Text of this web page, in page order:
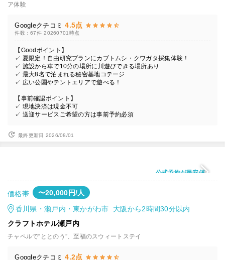
ア体験
Googleクチコミ 4.5点
件数：67件 20260701時点
【Goodポイント】
✓ 夏限定！自由研究プランにカブトムシ・クワガタ採集体験！
✓ 施設から車で10分の場所に川遊びできる場所あり
✓ 最大8名で泊まれる秘密基地コテージ
✓ 広い公園やテントエリアで遊べる！
【事前確認ポイント】
✓ 現地決済は現金不可
✓ 送迎サービスご希望の方は事前予約必須
最終更新日 2026/08/01
公式予約が最安値
価格帯 〜20,000円/人
香川県・瀬戸内・東かがわ市 大阪から2時間30分以内
クラフトホテル瀬戸内
チャペルで“ととのう”、至福のスウィートステイ
Googleクチコミ 4.2点